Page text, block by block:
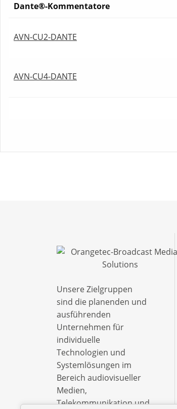
Dante®-Kommentatore
AVN-CU2-DANTE
AVN-CU4-DANTE
Unsere Zielgruppen
sind die planenden und
ausführenden
Unternehmen für
individuelle
Technologien und
Systemlösungen im
Bereich audiovisueller
Medien,
Telekommunikation und